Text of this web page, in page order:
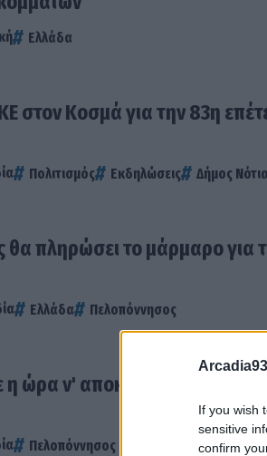
If you wish
sensitive
confirm
Ελλάδα
στον Κοσμά για την 83η
Πολιτισμός Εκδηλώσεις Δήμος
θα πληρώσει το μάρμαρο για
Ελλάδα Πελοπόννησος
ώρα ν' αποκτήσει και η
Πελοπόννησος